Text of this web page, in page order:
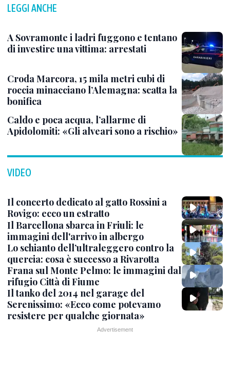
LEGGI ANCHE
A Sovramonte i ladri fuggono e tentano
di investire una vittima: arrestati
Croda Marcora, 15 mila metri cubi di
roccia minacciano l’Alemagna: scatta la
bonifica
Caldo e poca acqua, l’allarme di
Apidolomiti: «Gli alveari sono a rischio»
VIDEO
Il concerto dedicato al gatto Rossini a
Rovigo: ecco un estratto
Il Barcellona sbarca in Friuli: le
immagini dell'arrivo in albergo
Lo schianto dell’ultraleggero contro la
quercia: cosa è successo a Rivarotta
Frana sul Monte Pelmo: le immagini dal
rifugio Città di Fiume
Il tanko del 2014 nel garage del
Serenissimo: «Ecco come potevamo
resistere per qualche giornata»